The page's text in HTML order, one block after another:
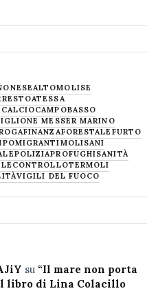
ALTOMOLISE
ATESSA
CALCIOCAMPOBASSO
MESSER MARINO
FINANZAFORESTALE FURTO
MIGRANTIMOLISANI
POLIZIAPROFUGHISANITÀ
TERMOLI
VIGILI DEL FUOCO
su “Il mare non porta
libro di Lina Colacillo